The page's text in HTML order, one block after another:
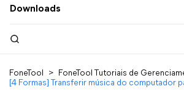
Downloads
FoneTool > FoneTool Tutoriais de
[4 Formas] Transferir música do computador